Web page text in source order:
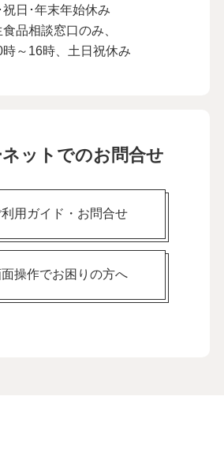
祝日･年末年始休み
品相談窓口のみ、
時～16時、土日祝休み
ットでのお問合せ
利用ガイド・お問合せ
操作でお困りの方へ